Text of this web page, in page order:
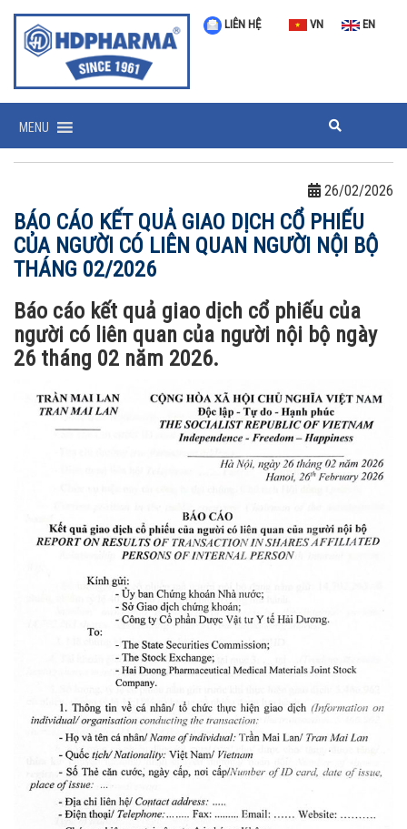
LIÊN HỆ VN EN
MENU
26/02/2026
BÁO CÁO KẾT QUẢ GIAO DỊCH CỔ PHIẾU
CỦA NGƯỜI CÓ LIÊN QUAN NGƯỜI NỘI BỘ
THÁNG 02/2026
Báo cáo kết quả giao dịch cổ phiếu của
người có liên quan của người nội bộ ngày
26 tháng 02 năm 2026.